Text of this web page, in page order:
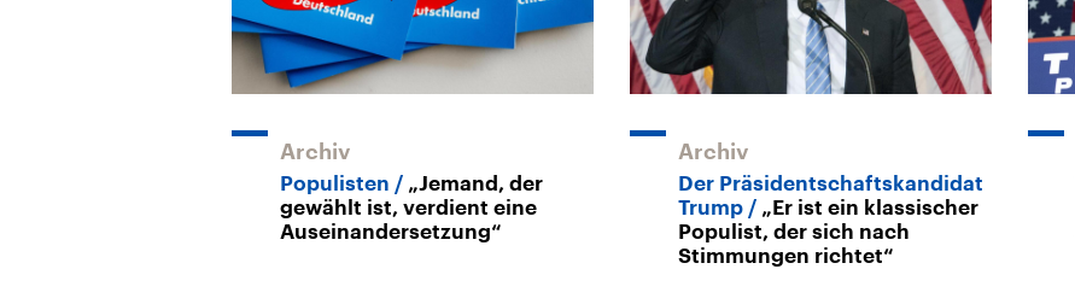
Archiv
Populisten
„Jemand, der
gewählt ist, verdient eine
Auseinandersetzung“
Archiv
Der Präsidentschaftskandidat
Trump
„Er ist ein klassischer
Populist, der sich nach
Stimmungen richtet“